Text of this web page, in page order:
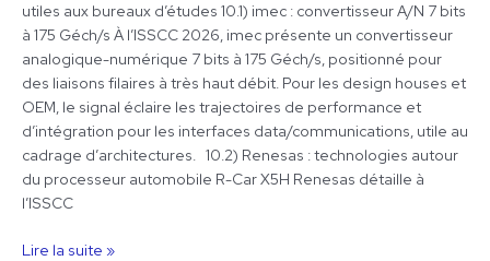
utiles aux bureaux d’études 10.1) imec : convertisseur A/N 7 bits
à 175 Géch/s À l’ISSCC 2026, imec présente un convertisseur
analogique-numérique 7 bits à 175 Géch/s, positionné pour
des liaisons filaires à très haut débit. Pour les design houses et
OEM, le signal éclaire les trajectoires de performance et
d’intégration pour les interfaces data/communications, utile au
cadrage d’architectures. 10.2) Renesas : technologies autour
du processeur automobile R-Car X5H Renesas détaille à
l’ISSCC
Lire la suite »